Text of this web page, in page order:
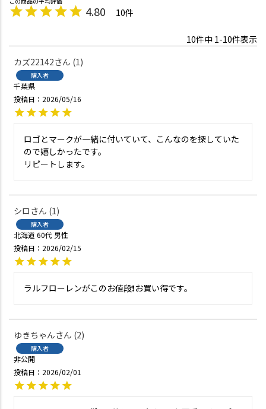
4.80 10
10件中 1-10件表示
カズ22142
1
購入者
千葉県
投稿日
2026/05/16
ロゴとマークが一緒に付いていて、こんなのを探していた
ので嬉しかったです。
リピートします。
シロ 1
購入者
北海道 60代 男性
投稿日
2026/02/15
ラルフローレンがこのお値段❗お買い得です。
ゆきちゃん 2
購入者
非公開
投稿日
2026/02/01